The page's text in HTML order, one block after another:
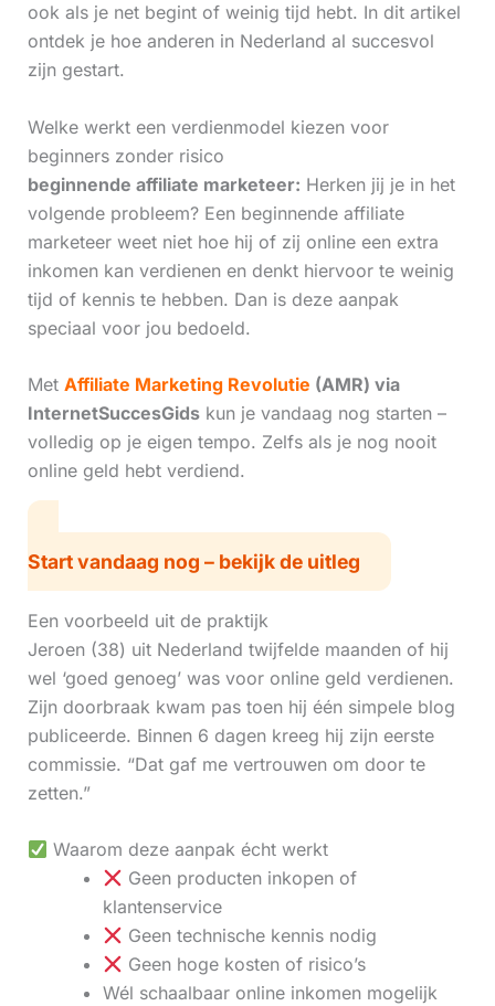
ook als je net begint of weinig tijd hebt. In dit artikel
ontdek je hoe anderen in Nederland al succesvol
zijn gestart.
Welke werkt een verdienmodel kiezen voor
beginners zonder risico
beginnende affiliate marketeer: Herken jij je in het
volgende probleem? Een beginnende affiliate
marketeer weet niet hoe hij of zij online een extra
inkomen kan verdienen en denkt hiervoor te weinig
tijd of kennis te hebben. Dan is deze aanpak
speciaal voor jou bedoeld.
Met Affiliate Marketing Revolutie (AMR) via
InternetSuccesGidskun je vandaag nog starten –
volledig op je eigen tempo. Zelfs als je nog nooit
online geld hebt verdiend.
Start vandaag nog – bekijk de uitleg
Een voorbeeld uit de praktijk
Jeroen (38) uit Nederland twijfelde maanden of hij
wel ‘goed genoeg’ was voor online geld verdienen.
Zijn doorbraak kwam pas toen hij één simpele blog
publiceerde. Binnen 6 dagen kreeg hij zijn eerste
commissie. “Dat gaf me vertrouwen om door te
zetten.”
Waarom deze aanpak écht werkt
Geen producten inkopen of
klantenservice
Geen technische kennis nodig
Geen hoge kosten of risico’s
Wél schaalbaar online inkomen mogelijk